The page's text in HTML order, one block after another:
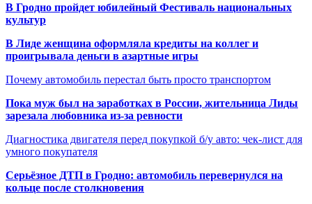
В Гродно пройдет юбилейный Фестиваль национальных
культур
В Лиде женщина оформляла кредиты на коллег и
проигрывала деньги в азартные игры
Почему автомобиль перестал быть просто транспортом
Пока муж был на заработках в России, жительница Лиды
зарезала любовника из-за ревности
Диагностика двигателя перед покупкой б/у авто: чек-лист для
умного покупателя
Серьёзное ДТП в Гродно: автомобиль перевернулся на
кольце после столкновения